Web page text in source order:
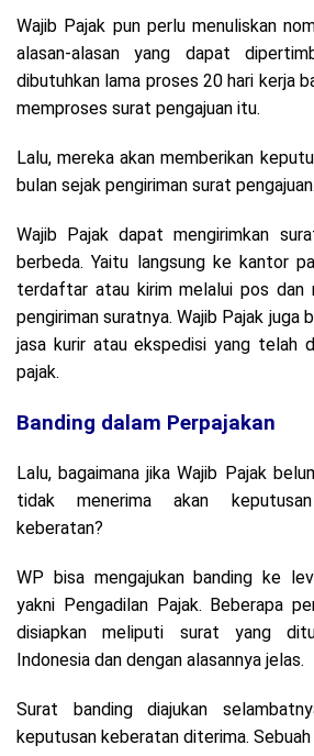
Wajib Pajak pun perlu menuliskan
alasan-alasan yang dapat
dibutuhkan lama proses 20 hari kerja
memproses surat pengajuan itu.
Lalu, mereka akan memberikan
bulan sejak pengiriman surat pengajuan.
Wajib Pajak dapat mengirimkan
berbeda. Yaitu langsung ke kantor
terdaftar atau kirim melalui pos dan
pengiriman suratnya. Wajib Pajak juga
jasa kurir atau ekspedisi yang telah
pajak.
Banding dalam Perpajakan
Lalu, bagaimana jika Wajib Pajak
tidak menerima akan
keberatan?
WP bisa mengajukan banding ke
yakni Pengadilan Pajak. Beberapa
disiapkan meliputi surat yang
Indonesia dan dengan alasannya jelas.
Surat banding diajukan
keputusan keberatan diterima.